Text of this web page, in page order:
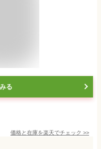
る
価格と在庫を楽天でチェック >>